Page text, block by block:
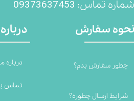
تماس: 09373637453
سفارش
چطور سفارش بدم؟
شرایط ارسال چطوره؟
درباره
تماس